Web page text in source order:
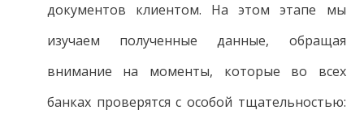
документов клиентом. На этом этапе мы
изучаем полученные данные, обращая
внимание на моменты, которые во всех
банках проверятся с особой тщательностью: